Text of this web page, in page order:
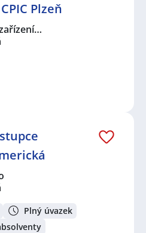
Plzeň
Plný úvazek